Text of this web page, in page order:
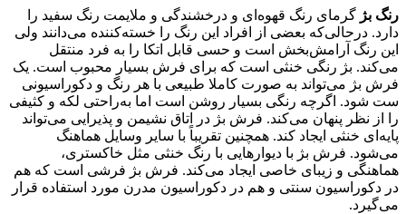
رنگ بژ گرمای رنگ قهوه‌ای و درخشندگی و ملایمت رنگ سفید را
دارد. درحالی‌که بعضی از افراد این رنگ را خسته‌کننده می‌دانند ولی
این رنگ آرامش‌بخش است و حسی قابل اتکا را به فرد منتقل
می‌کند. بژ رنگی خنثی است که برای فرش بسیار محبوب است. یک
فرش بژ می‌تواند به صورت کاملا طبیعی با هر رنگ و دکوراسیونی
ست شود. اگرچه رنگی بسیار روشن است اما به‌راحتی لکه و کثیفی
را از نظر پنهان می‌کند. فرش بژ در اتاق نشیمن و پذیرایی می‌تواند
پایه‌ای خنثی ایجاد کند. همچنین تقریباً با سایر وسایل هماهنگ
می‌شود. فرش بژ با دیوارهایی با رنگ خنثی مثل خاکستری،
هماهنگی و زیبای خاصی ایجاد می‌کند. فرش بژ فرشی است که هم
در دکوراسیون سنتی و هم در دکوراسیون مدرن مورد استفاده قرار
می‌گیرد.